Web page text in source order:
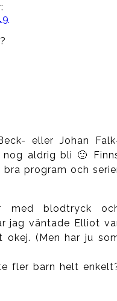
eller Johan
nog aldrig bli 🙂
program och
med blodtryck
jag väntade Elliot
okej. (Men har ju
fler barn helt